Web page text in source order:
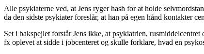
Alle psykiaterne ved, at Jens ryger hash for at holde
da den sidste psykiater foreslår, at han på egen hånd kontakter
Set i bakspejlet forstår Jens ikke, at psykiatrien,
fx oplevet at sidde i jobcenteret og skulle forklare, hvad en